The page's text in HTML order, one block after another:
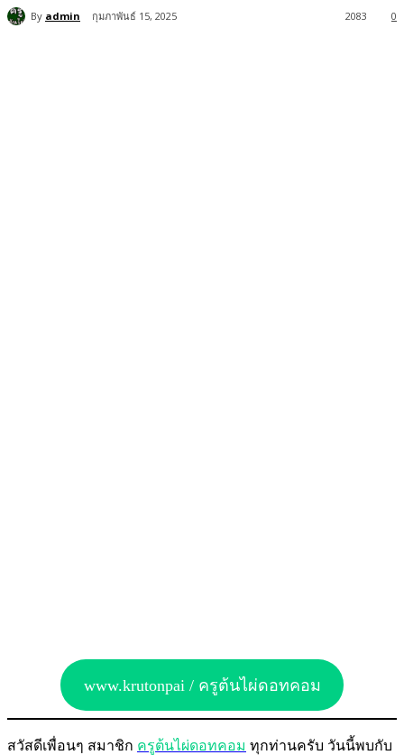
By admin กุมภาพันธ์ 15, 2025 0
2083
www.krutonpai / ครูต้นไผ่ดอทคอม
สวัสดีเพื่อนๆ สมาชิก ครูต้นไผ่ดอทคอม ทุกท่านครับ วันนี้พบกับ